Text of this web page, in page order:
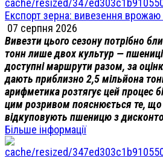
Експорт зерна: вивезення врожаю
07 серпня 2026
Вивезти цього сезону потрібно
тонн лише двох культур —
доступні маршрути разом, за
дають приблизно 2,5 мільйона
арифметика розтягує цей процес
цим розривом пояснюється те, що
відкуповують пшеницю з
Більше інформації